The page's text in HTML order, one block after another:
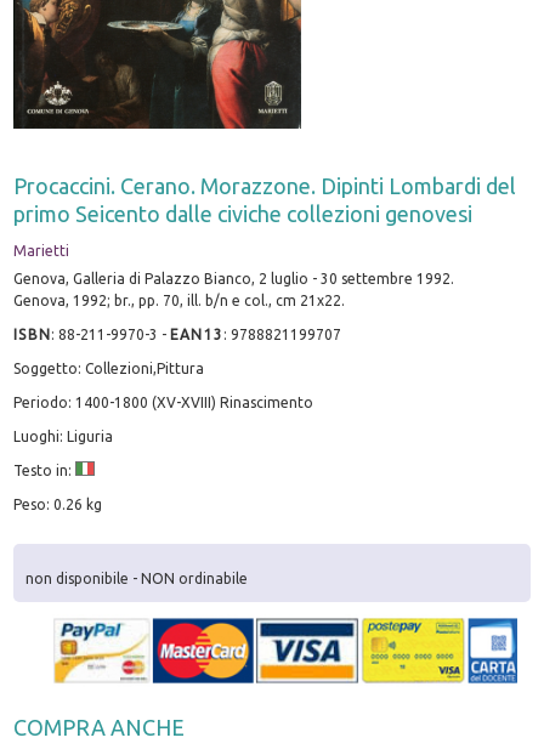
Procaccini. Cerano. Morazzone. Dipinti Lombardi del
primo Seicento dalle civiche collezioni genovesi
Marietti
Genova, Galleria di Palazzo Bianco, 2 luglio - 30 settembre 1992.
Genova, 1992; br., pp. 70, ill. b/n e col., cm 21x22.
ISBN:88-211-9970-3 - EAN13 :9788821199707
Soggetto: Collezioni,Pittura
Periodo: 1400-1800 (XV-XVIII) Rinascimento
Luoghi: Liguria
Testo in:
Peso: 0.26 kg
non disponibile - NON ordinabile
COMPRA ANCHE